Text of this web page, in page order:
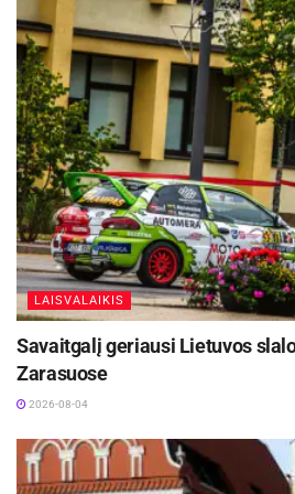
Seniau kortų žaidimai, tokie
„durnius“ar net paprastas
Kad jie įvyktų, buvo
susibūrimas, tam tikras
žaidimai ne tik lavino
padėjo augti socialiniams
persikėlė į ekranus – viską
impulsyviai, be jokio
įsitraukimo patirties.
Pažiūrėjus iš psichologinės
veiklosstimuliuoja smegenų
susijusias su dopamino
suteikia rizikos ir atlygio
tradicinius žaidimus.
LAISVALAIKIS
Savaitgalį geriausi Lietuvos
Zarasuose
2026-08-04